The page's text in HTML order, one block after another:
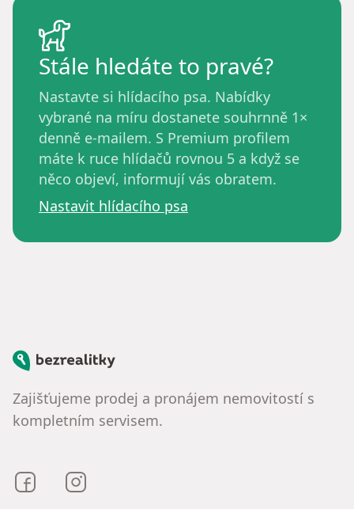
Stále hledáte to pravé?
Nastavte si hlídacího psa. Nabídky
vybrané na míru dostanete souhrnně 1×
denně e-mailem. S Premium profilem
máte k ruce hlídačů rovnou 5 a když se
něco objeví, informují vás obratem.
Nastavit hlídacího psa
Bezrealitky
Zajišťujeme prodej a pronájem nemovitostí s
kompletním servisem.
Bezrealitky na Facebooku